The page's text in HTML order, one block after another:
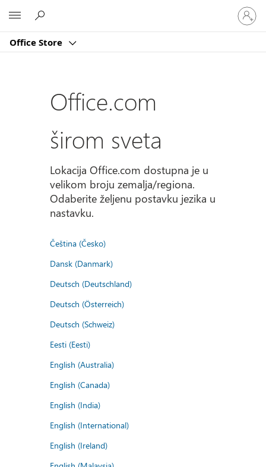
Office Store
Prijavite
se
na
Office.com
širom sveta
Lokacija Office.com dostupna je u
velikom broju zemalja/regiona.
Odaberite željenu postavku jezika u
nastavku.
Čeština (Česko)
Dansk (Danmark)
Deutsch (Deutschland)
Deutsch (Österreich)
Deutsch (Schweiz)
Eesti (Eesti)
English (Australia)
English (Canada)
English (India)
English (International)
English (Ireland)